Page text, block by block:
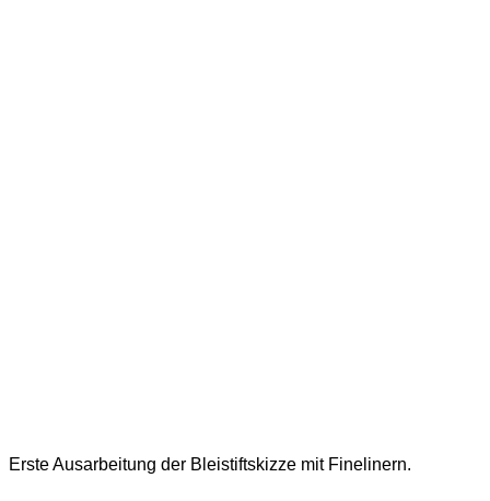
Erste Ausarbeitung der Bleistiftskizze mit Finelinern.